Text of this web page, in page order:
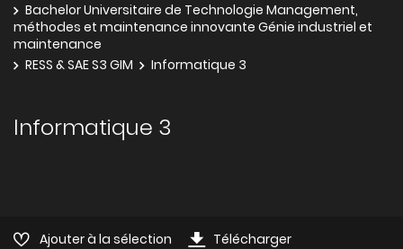
Bachelor Universitaire de Technologie Management,
méthodes et maintenance innovante Génie industriel et
maintenance
RESS & SAE S3 GIM
Informatique 3
Informatique 3
Ajouter à la sélection Télécharger